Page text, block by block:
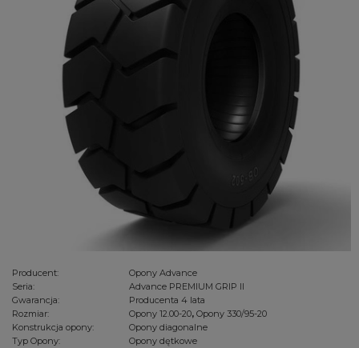
Wyszukaj
Producent:
Opony Advance
Seria:
Advance PREMIUM GRIP II
Gwarancja:
Producenta 4 lata
Rozmiar:
Opony 12.00-20,Opony 330/95-20
Konstrukcja opony:
Opony diagonalne
Typ Opony:
Opony dętkowe